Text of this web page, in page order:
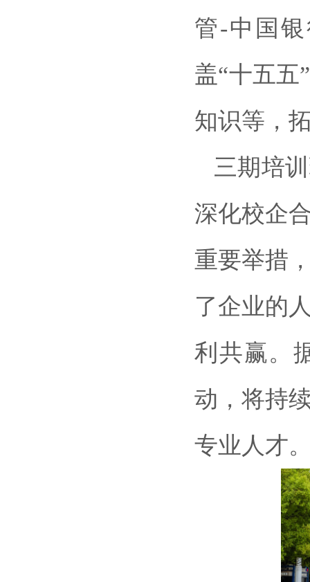
管-中国
盖“十五五
知识等，
三期培
深化校企
重要举措
了企业的
利共赢。
动，将持
专业人才